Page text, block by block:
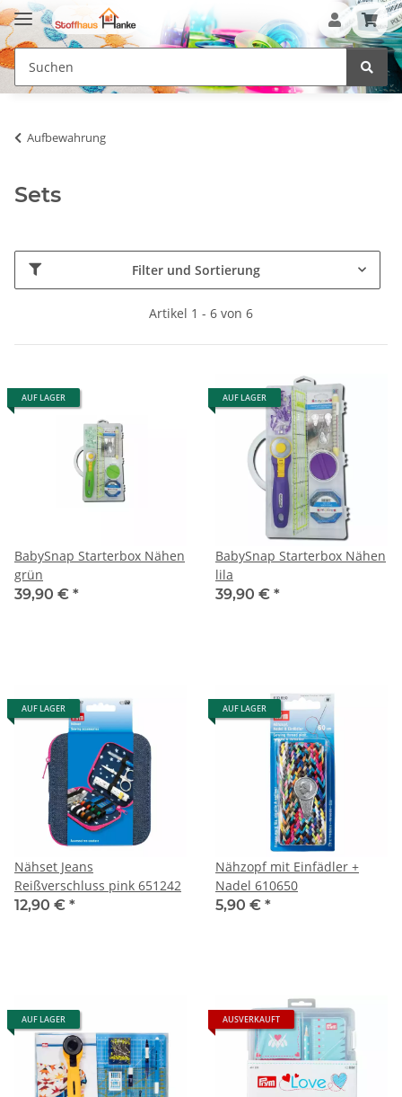
Aufbewahrung
Sets
Filter und Sortierung
Artikel 1 - 6 von 6
AUF LAGER
BabySnap Starterbox Nähen
grün
39,90 € *
AUF LAGER
BabySnap Starterbox Nähen
lila
39,90 € *
AUF LAGER
Nähset Jeans
Reißverschluss pink 651242
12,90 € *
AUF LAGER
Nähzopf mit Einfädler +
Nadel 610650
5,90 € *
AUF LAGER AUSVERKAUFT